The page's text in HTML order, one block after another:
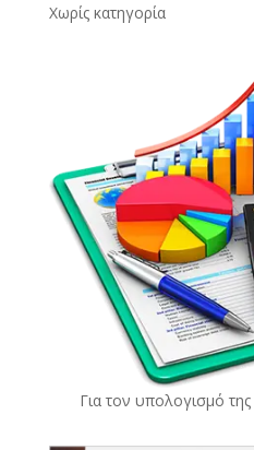
Χωρίς κατηγορία
Για τον υπολογισμό της